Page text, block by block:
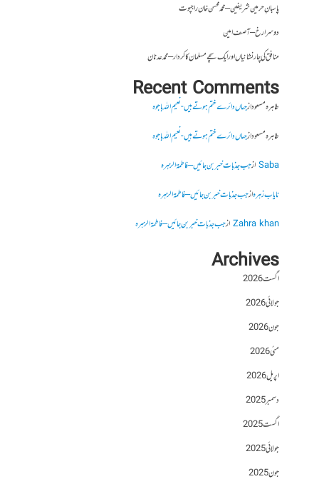
پاسبانِ حرمین شریفین – محمد محسن خان راجپوت
دوسرا رخ – آصف امین
منافق کی چار نشانیاں اور ایک سچے مسلمان کا کردار – محمد عدنان
Recent Comments
طاہرہ مسعودازجہاں دائرے ختم ہوتے ہیں- نعیم اللہ باجوہ
طاہرہ مسعودازجہاں دائرے ختم ہوتے ہیں- نعیم اللہ باجوہ
Sabaازجب جذبات خبر بن جائیں – فاطمۃالزہرہ
نایاب زہرہازجب جذبات خبر بن جائیں – فاطمۃالزہرہ
Zahra khanازجب جذبات خبر بن جائیں – فاطمۃالزہرہ
Archives
اگست 2026
جولائی 2026
جون 2026
مئی 2026
اپریل 2026
دسمبر 2025
اگست 2025
جولائی 2025
جون 2025